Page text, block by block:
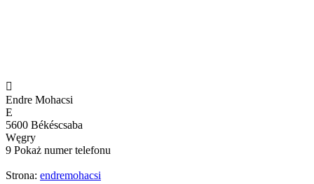

Endre Mohacsi
E
5600 Békéscsaba
Węgry
9 Pokaż numer telefonu
Strona: endremohacsi